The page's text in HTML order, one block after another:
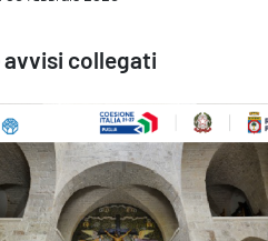
avvisi collegati